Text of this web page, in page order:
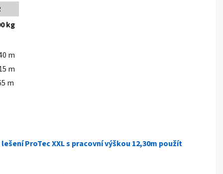
kg
m
m
m
ProTec XXL s pracovní výškou 12,30m použít